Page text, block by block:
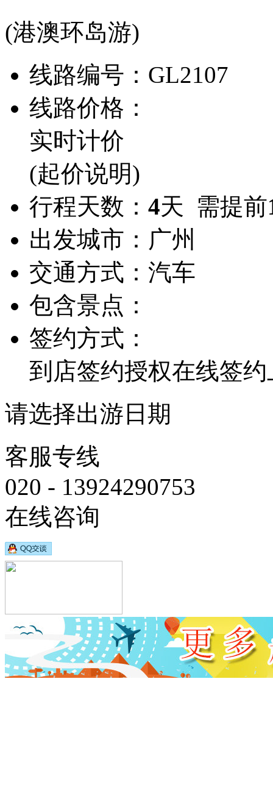
(港澳环岛游)
线路编号： GL2107
线路价格：
实时计价
(起价说明)
行程天数： 4天 需提前
出发城市： 广州
交通方式： 汽车
包含景点：
签约方式：
到店签约授权在线签约
请选择出游日期
客服专线
020 - 13924290753
在线咨询